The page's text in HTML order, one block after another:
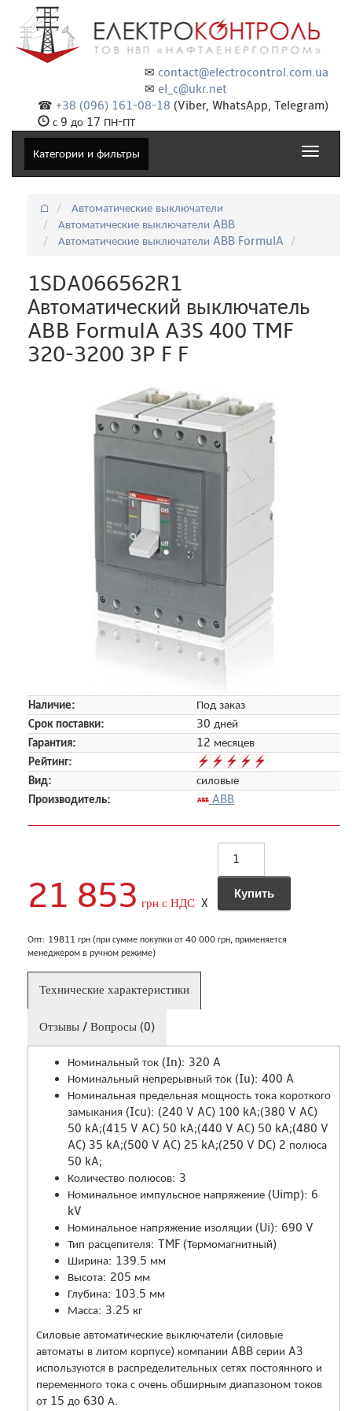
✉ contact@electrocontrol.com.ua
✉ el_c@ukr.net
☎ +38 (096) 161-08-18 (Viber, WhatsApp, Telegram)
с 9 до 17 ПН-ПТ
Категории и фильтры
Toggle
⌂
Автоматические выключатели
Автоматические выключатели ABB
Автоматические выключатели ABB FormulA
1SDA066562R1
Автоматический выключатель
ABB FormulA A3S 400 TMF
320-3200 3P F F
Наличие:
Под заказ
Срок поставки:
30 дней
Гарантия:
12 месяцев
Рейтинг:
Вид:
силовые
Производитель:
ABB
21 853 грн с НДС X
Опт: 19811 грн (при сумме покупки от 40 000 грн, применяется
менеджером в ручном режиме)
Технические характеристики
Отзывы / Вопросы (0)
Номинальный ток (In): 320 A
Номинальный непрерывный ток (Iu): 400 A
Номинальная предельная мощность тока короткого
замыкания (Icu): (240 V AC) 100 kA;(380 V AC)
50 kA;(415 V AC) 50 kA;(440 V AC) 50 kA;(480 V
AC) 35 kA;(500 V AC) 25 kA;(250 V DC) 2 полюса
50 kA;
Количество полюсов: 3
Номинальное импульсное напряжение (Uimp): 6
kV
Номинальное напряжение изоляции (Ui): 690 V
Тип расцепителя: TMF (Термомагнитный)
Ширина: 139.5 мм
Высота: 205 мм
Глубина: 103.5 мм
Масса: 3.25 кг
Силовые автоматические выключатели (силовые
автоматы в литом корпусе) компании ABB серии A3
используются в распределительных сетях постоянного и
переменного тока с очень обширным диапазоном токов
от 15 до 630 А.